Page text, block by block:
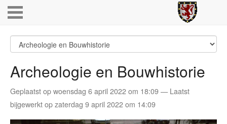
Archeologie en Bouwhistorie
Geplaatst op woensdag 6 april 2022 om 18:09 — Laatst
bijgewerkt op zaterdag 9 april 2022 om 14:09